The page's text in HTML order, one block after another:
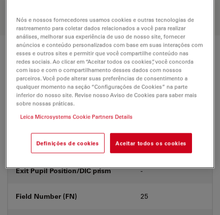
Technical Specs
Product Number 11506402
Correction Ring (CORR)
Coverglass With & without
Exit Pupil Position/DIC prism -
Field Number (FN) 25
Nós e nossos fornecedores usamos cookies e outras tecnologias de
rastreamento para coletar dados relacionados a você para realizar
análises, melhorar sua experiência de uso de nosso site, fornecer
anúncios e conteúdo personalizados com base em suas interações com
esses e outros sites e permitir que você compartilhe conteúdo nas
redes sociais. Ao clicar em “Aceitar todos os cookies”, você concorda
com isso e com o compartilhamento desses dados com nossos
parceiros. Você pode alterar suas preferências de consentimento a
qualquer momento na seção “Configurações de Cookies” na parte
inferior do nosso site. Revise nosso Aviso de Cookies para saber mais
sobre nossas práticas.
Leica Microsystems Cookie Partners Details
Definições de cookies Aceitar todos os cookies